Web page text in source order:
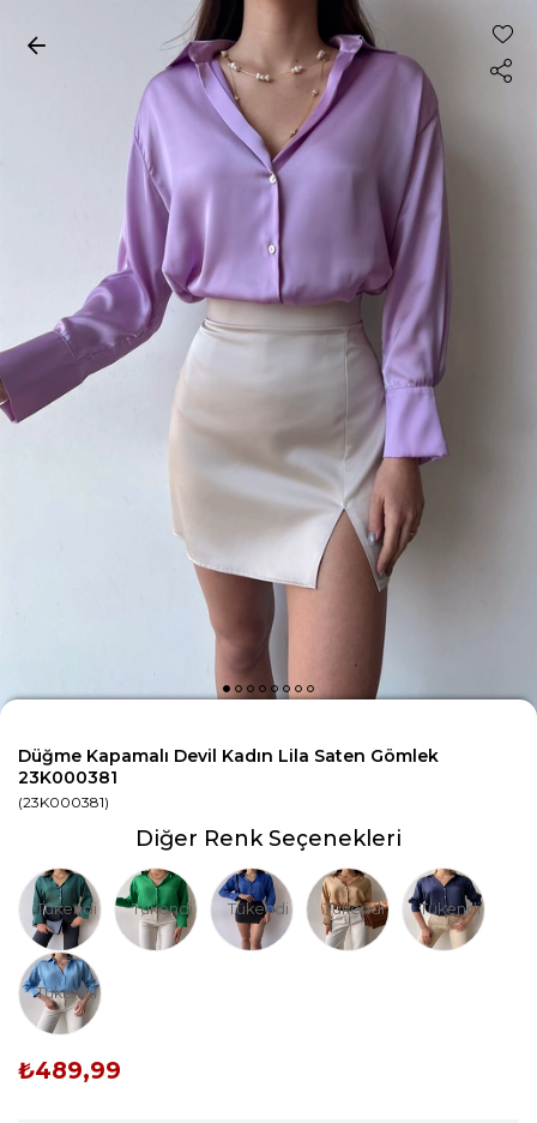
Düğme Kapamalı Devil Kadın Lila Saten Gömlek
23K000381
(23K000381)
Diğer Renk Seçenekleri
Tükendi Tükendi Tükendi Tükendi Tükendi
Tükendi
₺489,99